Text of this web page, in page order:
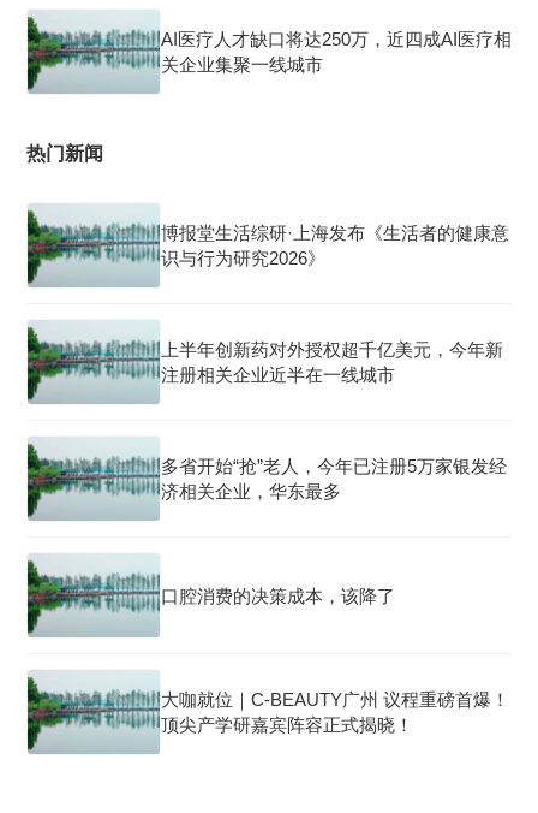
AI医疗人才缺口将达250万，近四成AI医疗相
关企业集聚一线城市
热门新闻
博报堂生活综研·上海发布《生活者的健康意
识与行为研究2026》
上半年创新药对外授权超千亿美元，今年新
注册相关企业近半在一线城市
多省开始“抢”老人，今年已注册5万家银发经
济相关企业，华东最多
口腔消费的决策成本，该降了
大咖就位｜C-BEAUTY广州 议程重磅首爆！
顶尖产学研嘉宾阵容正式揭晓！